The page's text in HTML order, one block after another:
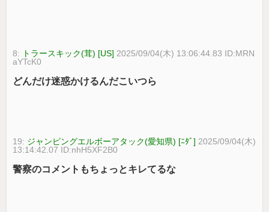
8: トラースキック(茸) [US] 2025/09/04(木) 13:06:44.83 ID:MRN
aYTcK0
どんだけ迷惑かけるんだこいつら
19: ジャンピングエルボーアタック(愛知県) [ﾆﾀﾞ] 2025/09/04(木)
13:14:42.07 ID:nhH5XF2B0
警察のコメントもちょっとキレてるな